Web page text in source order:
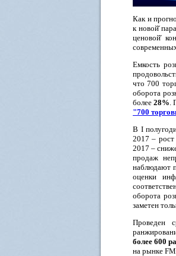
Как и
к новой̆
ценовой̆
Емкость
что 700
оборота
более28%.
"700
В I
2017 – рост
2017 –
продаж
наблюдают
оценки
оборота
заметен
Проведен
более 600
на рынке